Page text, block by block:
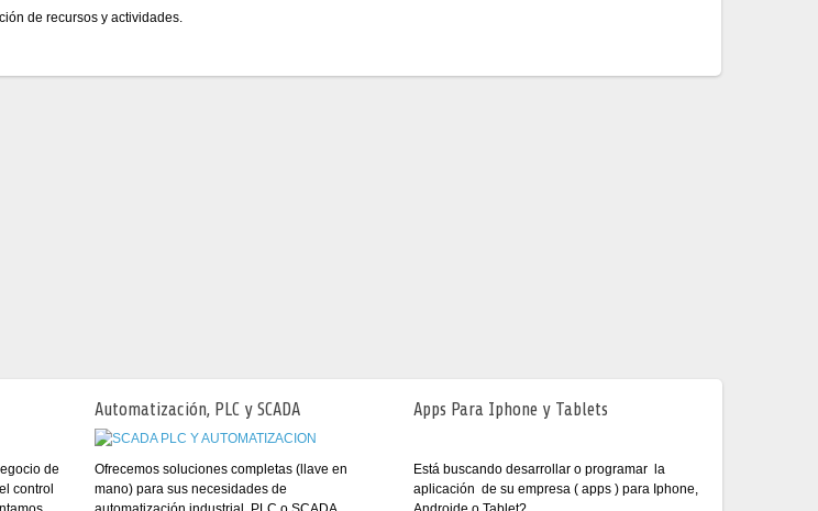
de recursos y actividades.
de
control
Automatización, PLC y SCADA
Ofrecemos soluciones completas (llave en
mano) para sus necesidades de
Apps Para Iphone y Tablets
Está buscando desarrollar o programar la
aplicación de su empresa ( apps ) para Iphone,